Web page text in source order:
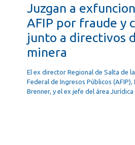
Juzgan a
AFIP por fraude y
junto a directivos
minera
El ex director Regional de Salta de
Federal de Ingresos Públicos (AFIP),
Brenner, y el ex jefe del área Jurídica